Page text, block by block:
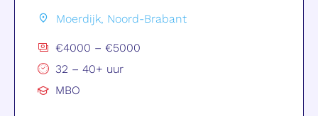
Moerdijk, Noord-Brabant
€4000 – €5000
32 – 40+ uur
MBO